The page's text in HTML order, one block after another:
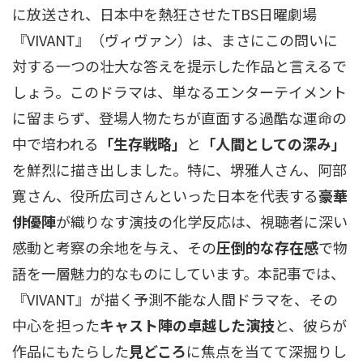
に放送され、日本中を熱狂させたTBS日曜劇場
『VIVANT』（ヴィヴァン）は、まさにこの問いに
対する一つの壮大な答えを提示した作品と言えるで
しょう。このドラマは、単なるエンターテイメント
に留まらず、登場人物たちが直面する過酷な運命の
中で培われる 「生存戦略」 と 「人間としての深み」
を鮮烈に描き出しました。特に、堺雅人さん、阿部
寛さん、役所広司さんといった日本を代表する豪華
俳優陣が織りなす演技の化学反応は、視聴者に深い
感動と考察の余地を与え、その圧倒的な存在感で物
語を一層魅力的なものにしています。本記事では、
『VIVANT』が描く予測不能な人間ドラマを、その
中心を担ったキャスト陣の卓越した演技と、彼らが
作品にもたらした見どころに焦点を当てて深掘りし